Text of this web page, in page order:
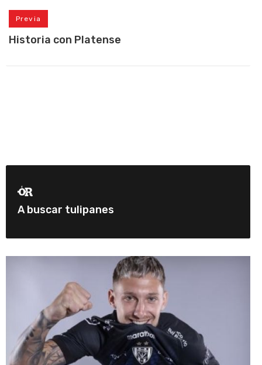
Previa
Historia con Platense
A buscar tulipanes